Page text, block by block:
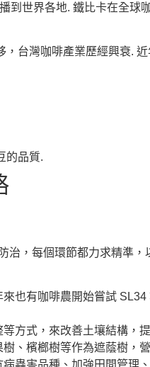
世界各地. 鐵比卡在全球
台灣咖啡產業歷經興衰.
的品質.
治，每個環節都力求精準，
也有咖啡農開始嘗試
方式，來改善土壤結構，
、檳榔樹等作為遮蔭樹，